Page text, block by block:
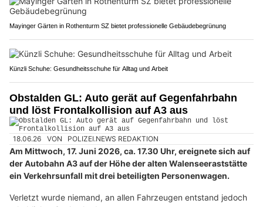
Mayinger Gärten in Rothenturm SZ bietet professionelle Gebäudebegrünung
Künzli Schuhe: Gesundheitsschuhe für Alltag und Arbeit
Obstalden GL: Auto gerät auf Gegenfahrbahn
und löst Frontalkollision auf A3 aus
18.06.26 VON POLIZEI.NEWS REDAKTION
Am Mittwoch, 17. Juni 2026, ca. 17.30 Uhr, ereignete sich auf
der Autobahn A3 auf der Höhe der alten Walenseeraststätte
ein Verkehrsunfall mit drei beteiligten Personenwagen.
Verletzt wurde niemand, an allen Fahrzeugen entstand jedoch